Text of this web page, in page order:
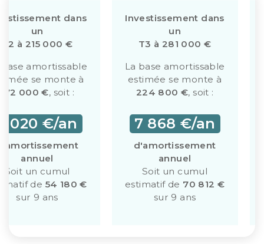
dans
un
T2 à 215 000 €
amortissable
se monte à
172 000 €, soit :
020 €/an
annuel
Soit un cumul
de 54 180 €
sur 9 ans
Investissement dans
un
T3 à 281 000 €
La base amortissable
estimée se monte à
224 800 €, soit :
7 868 €/an
d'amortissement
annuel
Soit un cumul
estimatif de 70 812 €
sur 9 ans